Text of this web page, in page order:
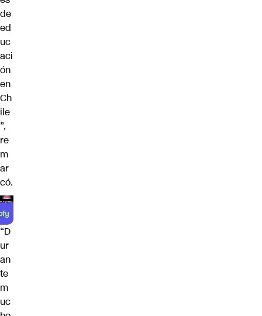
de
ed
uc
aci
ón
en
Ch
ile
”,
re
m
ar
có.
“D
ur
an
te
m
uc